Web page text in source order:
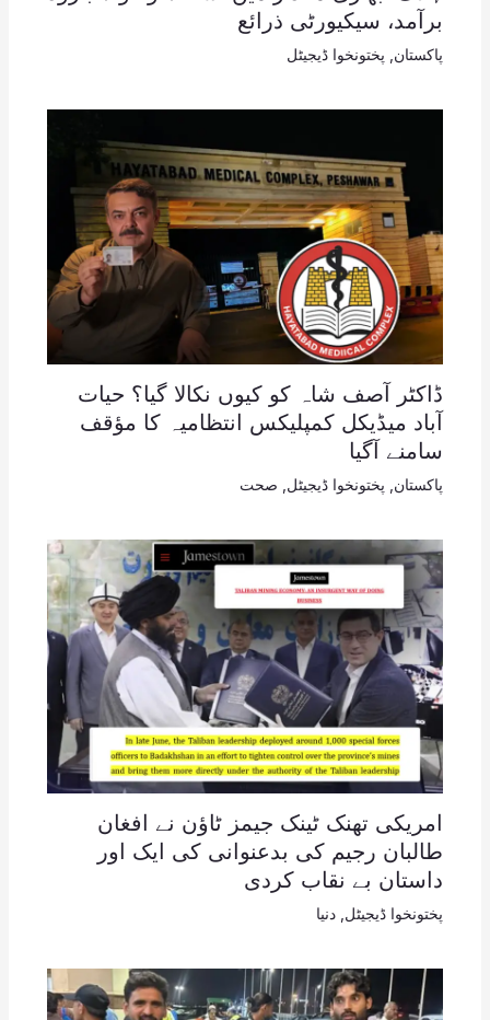
برآمد، سیکیورٹی ذرائع
پاکستان پختونخوا ڈیجیٹل
ڈاکٹر آصف شاہ کو کیوں نکالا گیا؟ حیات
آباد میڈیکل کمپلیکس انتظامیہ کا مؤقف
سامنے آگیا
پاکستان پختونخوا ڈیجیٹل صحت
امریکی تھنک ٹینک جیمز ٹاؤن نے افغان
طالبان رجیم کی بدعنوانی کی ایک اور
داستان بے نقاب کردی
پختونخوا ڈیجیٹل دنیا